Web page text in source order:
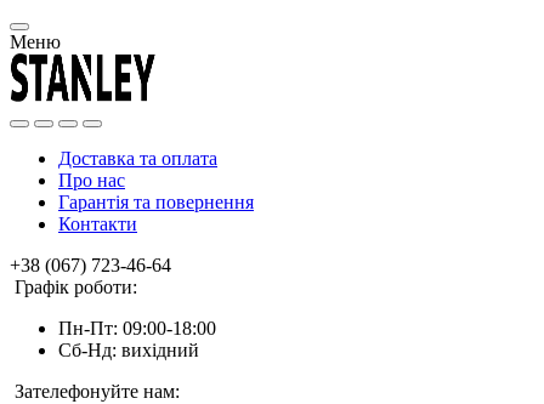
Меню
Доставка та оплата
Про нас
Гарантія та повернення
Контакти
+38 (067) 723-46-64
Графік роботи:
Пн-Пт: 09:00-18:00
Сб-Нд: вихідний
Зателефонуйте нам: